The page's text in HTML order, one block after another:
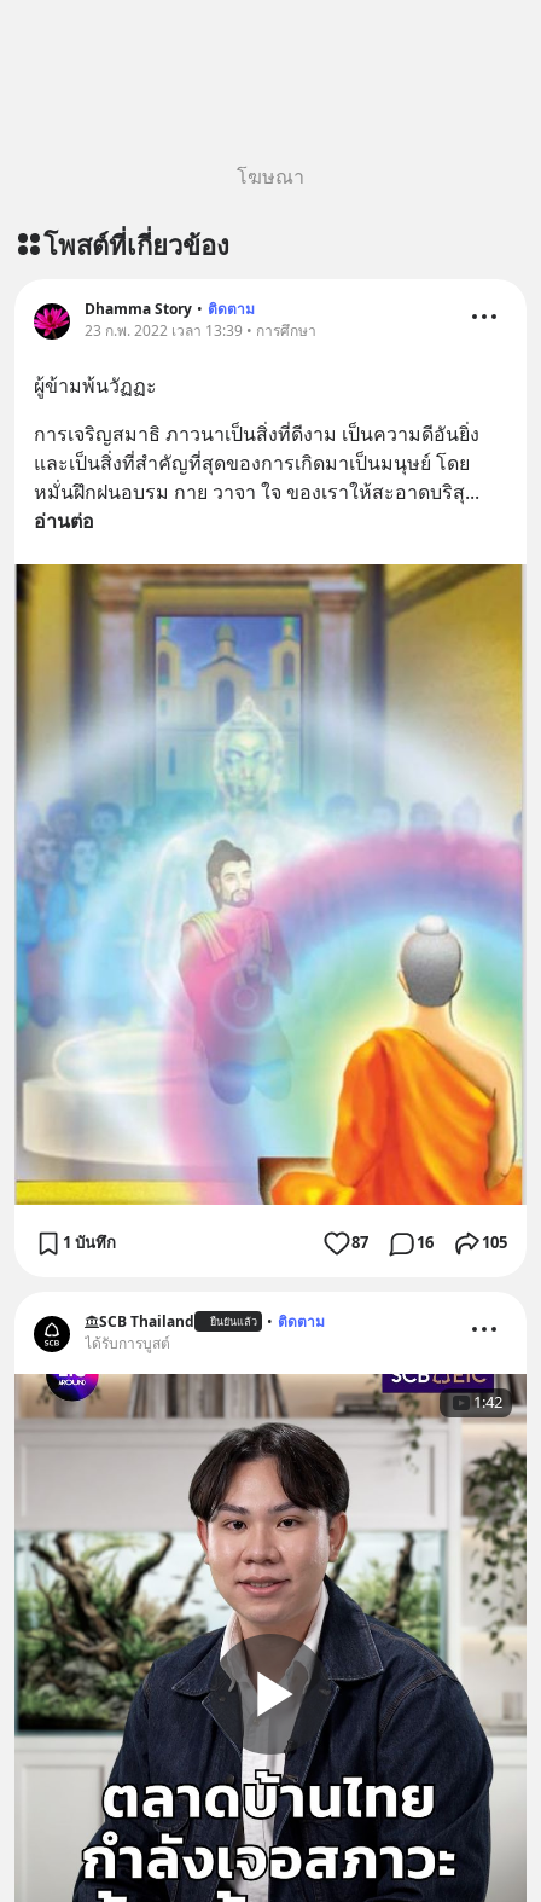
เครียด หลับยาก ผมอยากแนะนำ
บรรเทาความเครียด ลดความวิตกกังวล
หลับมีประสิทธิภาพมากยิ่งขึ้น 📍 สนใจ
สั่งซื้อสินค้า Diip CBD 💬 LINE :
โฆษณา
โพสต์ที่เกี่ยวข้อง
Dhamma Story • ติดตาม
23 ก.พ. 2022 เวลา 13:39 • การศึกษา
ผู้ข้ามพ้นวัฏฏะ
การเจริญสมาธิ ภาวนาเป็นสิ่งที่ดีงาม เป็นความดีอันยิ่ง
และเป็นสิ่งที่สำคัญที่สุดของการเกิดมาเป็นมนุษย์ โดย
หมั่นฝึกฝนอบรม กาย วาจา ใจ ของเราให้สะอาดบริสุ
อ่านต่อ
1 บันทึก 87 16 105
SCB Thailand ยืนยันแล้ว • ติดตาม
ได้รับการบูสต์
1:42